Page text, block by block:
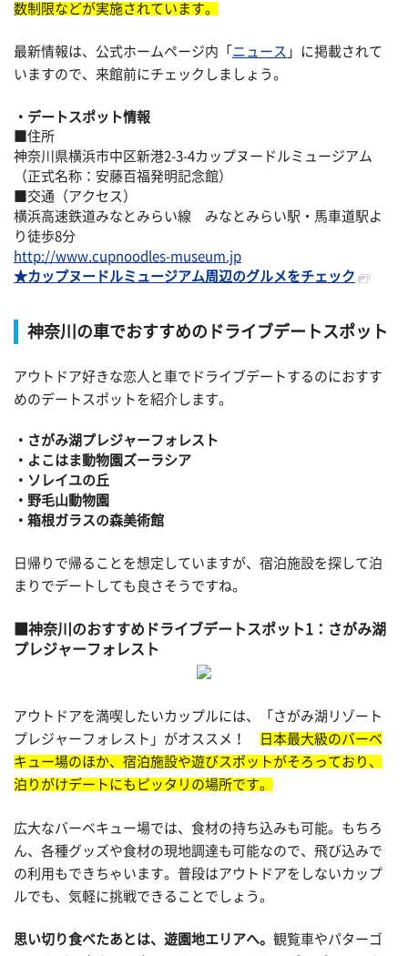
数制限などが実施されています。
最新情報は、公式ホームページ内「 ニュース 」に掲載されて
いますので、来館前にチェックしましょう。
デートスポット情報
■住所
神奈川県横浜市中区新港2-3-4カップヌードルミュージアム
（正式名称：安藤百福発明記念館）
■交通（アクセス）
横浜高速鉄道みなとみらい線 みなとみらい駅・馬車道駅よ
り徒歩8分
http://www.cupnoodles-museum.jp
★カップヌードルミュージアム周辺のグルメをチェック
神奈川の車でおすすめのドライブデートスポット
アウトドア好きな恋人と車でドライブデートするのにおすす
めのデートスポットを紹介します。
・さがみ湖プレジャーフォレスト
・よこはま動物園ズーラシア
・ソレイユの丘
・野毛山動物園
・箱根ガラスの森美術館
日帰りで帰ることを想定していますが、宿泊施設を探して泊
まりでデートしても良さそうですね。
神奈川のおすすめドライブデートスポット1：さがみ湖
プレジャーフォレスト
アウトドアを満喫したいカップルには、「さがみ湖リゾート
プレジャーフォレスト」がオススメ！
日本最大級のバーベ
キュー場のほか、宿泊施設や遊びスポットがそろっており、
泊りがけデートにもピッタリの場所です。
広大なバーベキュー場では、食材の持ち込みも可能。もちろ
ん、各種グッズや食材の現地調達も可能なので、飛び込みで
の利用もできちゃいます。普段はアウトドアをしないカップ
ルでも、気軽に挑戦できることでしょう。
思い切り食べたあとは、遊園地エリアへ。 観覧車やパターゴ